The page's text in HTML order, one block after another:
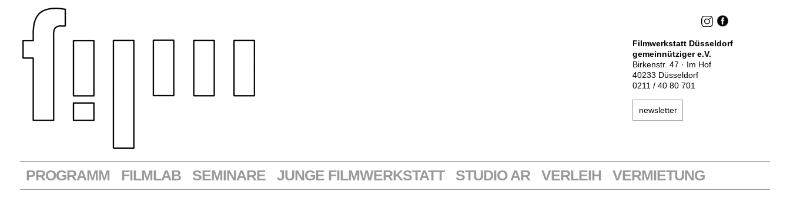
Filmwerkstatt Düsseldorf
gemeinnütziger e.V.
Birkenstr. 47 · Im Hof
40233 Düsseldorf
0211 / 40 80 701
newsletter
PROGRAMM FILMLAB SEMINARE JUNGE FILMWERKSTATT STUDIO AR VERLEIH VERMIETUNG